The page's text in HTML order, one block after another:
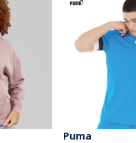
Puma